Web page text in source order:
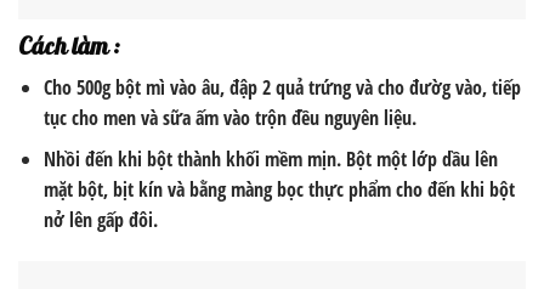
Cách làm :
Cho 500g bột mì vào âu, đập 2 quả trứng và cho đườg vào, tiếp
tục cho men và sữa ấm vào trộn đều nguyên liệu.
Nhồi đến khi bột thành khối mềm mịn. Bột một lớp dầu lên
mặt bột, bịt kín và bằng màng bọc thực phẩm cho đến khi bột
nở lên gấp đôi.